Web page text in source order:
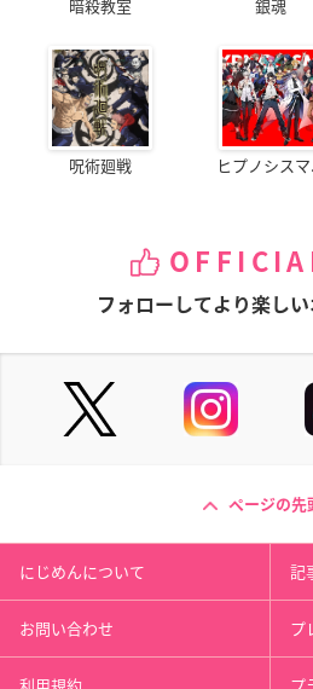
暗殺教室 銀魂
呪術廻戦 ヒプノシス
フォローしてより楽しい
ページの先
にじめんについて 記
お問い合わせ プ